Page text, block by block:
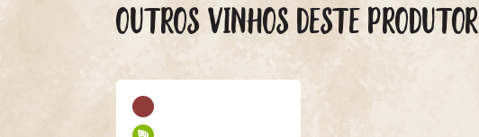
OUTROS VINHOS DESTE PRODUTOR